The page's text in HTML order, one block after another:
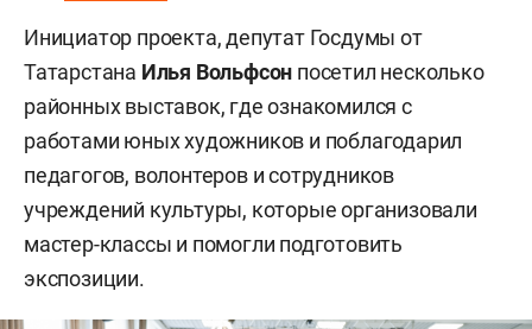
Инициатор проекта, депутат Госдумы от
Татарстана Илья Вольфсон посетил несколько
районных выставок, где ознакомился с
работами юных художников и поблагодарил
педагогов, волонтеров и сотрудников
учреждений культуры, которые организовали
мастер-классы и помогли подготовить
экспозиции.